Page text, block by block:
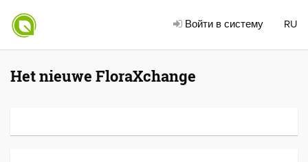
Войти в систему RU
Het nieuwe FloraXchange